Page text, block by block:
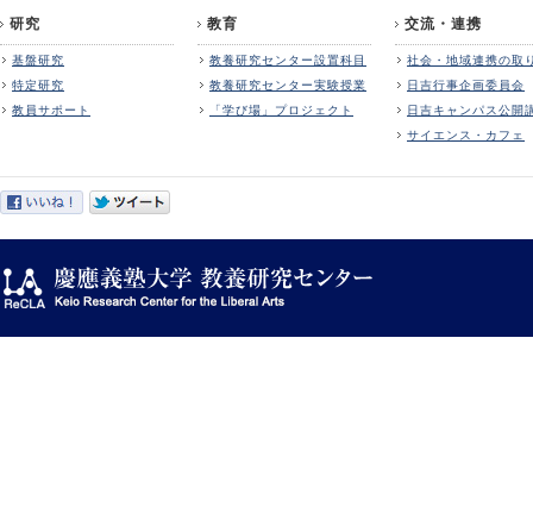
研究
基盤研究
特定研究
教員サポート
教育
教養研究センター設置科目
教養研究センター実験授業
「学び場」プロジェクト
交流・連携
社会・地域連携の取
日吉行事企画委員会
日吉キャンパス公開
サイエンス・カフェ